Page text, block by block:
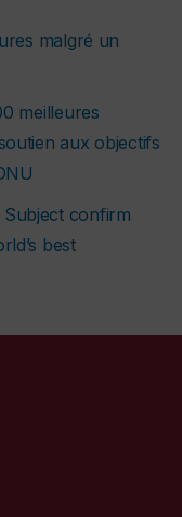
malgré un
meilleures
aux objectifs
confirm
best